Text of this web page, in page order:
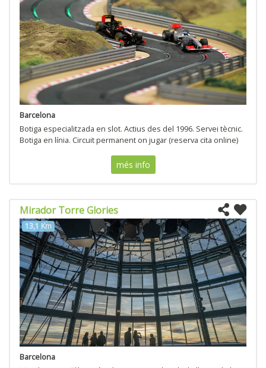
Barcelona
Botiga especialitzada en slot. Actius des del 1996. Servei tècnic.
Botiga en línia. Circuit permanent on jugar (reserva cita online)
més info
Mirador Torre Glories
13,1 Km
Barcelona